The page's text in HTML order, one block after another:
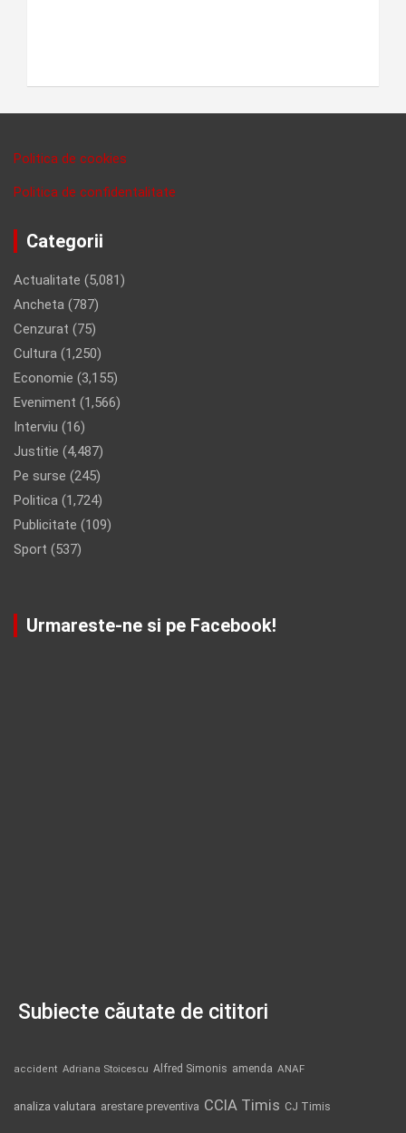
Politica de cookies
Politica de confidentalitate
Categorii
Actualitate (5,081)
Ancheta (787)
Cenzurat (75)
Cultura (1,250)
Economie (3,155)
Eveniment (1,566)
Interviu (16)
Justitie (4,487)
Pe surse (245)
Politica (1,724)
Publicitate (109)
Sport (537)
Urmareste-ne si pe Facebook!
Subiecte căutate de cititori
accident Adriana Stoicescu Alfred Simonis amenda ANAF
analiza valutara arestare preventiva CCIA Timis CJ Timis